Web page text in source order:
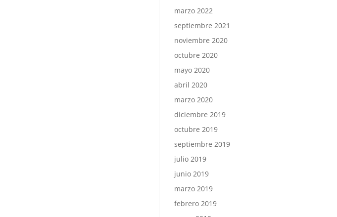
marzo 2022
septiembre 2021
noviembre 2020
octubre 2020
mayo 2020
abril 2020
marzo 2020
diciembre 2019
octubre 2019
septiembre 2019
julio 2019
junio 2019
marzo 2019
febrero 2019